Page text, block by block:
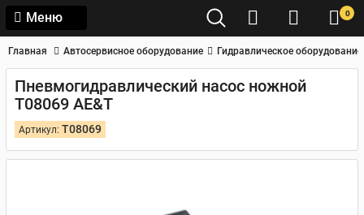
Меню 0
Главная Автосервисное оборудование Гидравлическое оборудование
Пневмогидравлический насос ножной
T08069 AE&T
Артикул: T08069